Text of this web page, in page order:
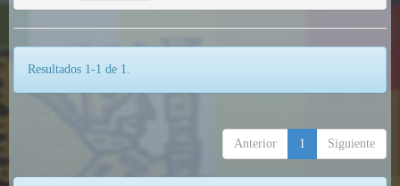
Resultados 1-1 de 1.
Anterior 1 Siguiente